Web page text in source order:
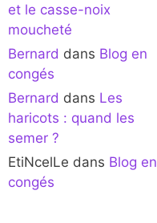
et le casse-noix
moucheté
Bernard dans Blog en
congés
Bernard dans Les
haricots : quand les
semer ?
EtiNcelLe dans Blog en
congés